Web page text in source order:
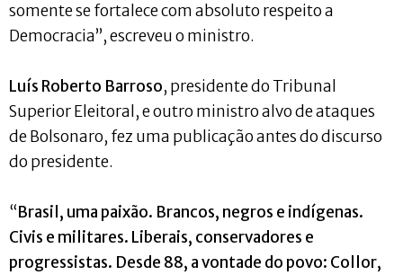
somente se fortalece com absoluto respeito a
Democracia”, escreveu o ministro.
Luís Roberto Barroso, presidente do Tribunal
Superior Eleitoral, e outro ministro alvo de ataques
de Bolsonaro, fez uma publicação antes do discurso
do presidente.
“Brasil, uma paixão. Brancos, negros e indígenas.
Civis e militares. Liberais, conservadores e
progressistas. Desde 88, a vontade do povo: Collor,